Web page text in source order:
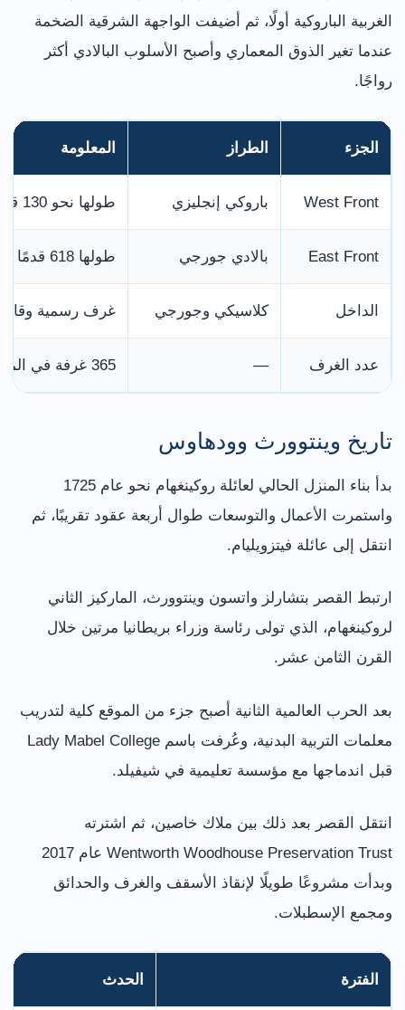
الغربية الباروكية أولًا، ثم أضيفت الواجهة الشرقية الضخمة
عندما تغير الذوق المعماري وأصبح الأسلوب البالادي أكثر
رواجًا.
الجزء الطراز المعلومة
West Front باروكي إنجليزي طولها نحو 130 قدمًا وتواجه الحدائق
East Front بالادي جورجي طولها 618 قدمًا وتطل على الأراضي الممتدة شرقًا
الداخل كلاسيكي وجورجي غرف رسمية
عدد الغرف — 365 غرفة في المبنى الكامل
تاريخ وينتوورث وودهاوس
بدأ بناء المنزل الحالي لعائلة روكينغهام نحو عام 1725
واستمرت الأعمال والتوسعات طوال أربعة عقود تقريبًا، ثم
انتقل إلى عائلة فيتزويليام.
ارتبط القصر بتشارلز واتسون وينتوورث، الماركيز الثاني
لروكينغهام، الذي تولى رئاسة وزراء بريطانيا مرتين خلال
القرن الثامن عشر.
بعد الحرب العالمية الثانية أصبح جزء من الموقع كلية لتدريب
معلمات التربية البدنية، وعُرفت باسم Lady Mabel College
قبل اندماجها مع مؤسسة تعليمية في شيفيلد.
انتقل القصر بعد ذلك بين ملاك خاصين، ثم اشترته
Wentworth Woodhouse Preservation Trust عام 2017
وبدأت مشروعًا طويلًا لإنقاذ الأسقف والغرف والحدائق
ومجمع الإسطبلات.
الفترة الحدث